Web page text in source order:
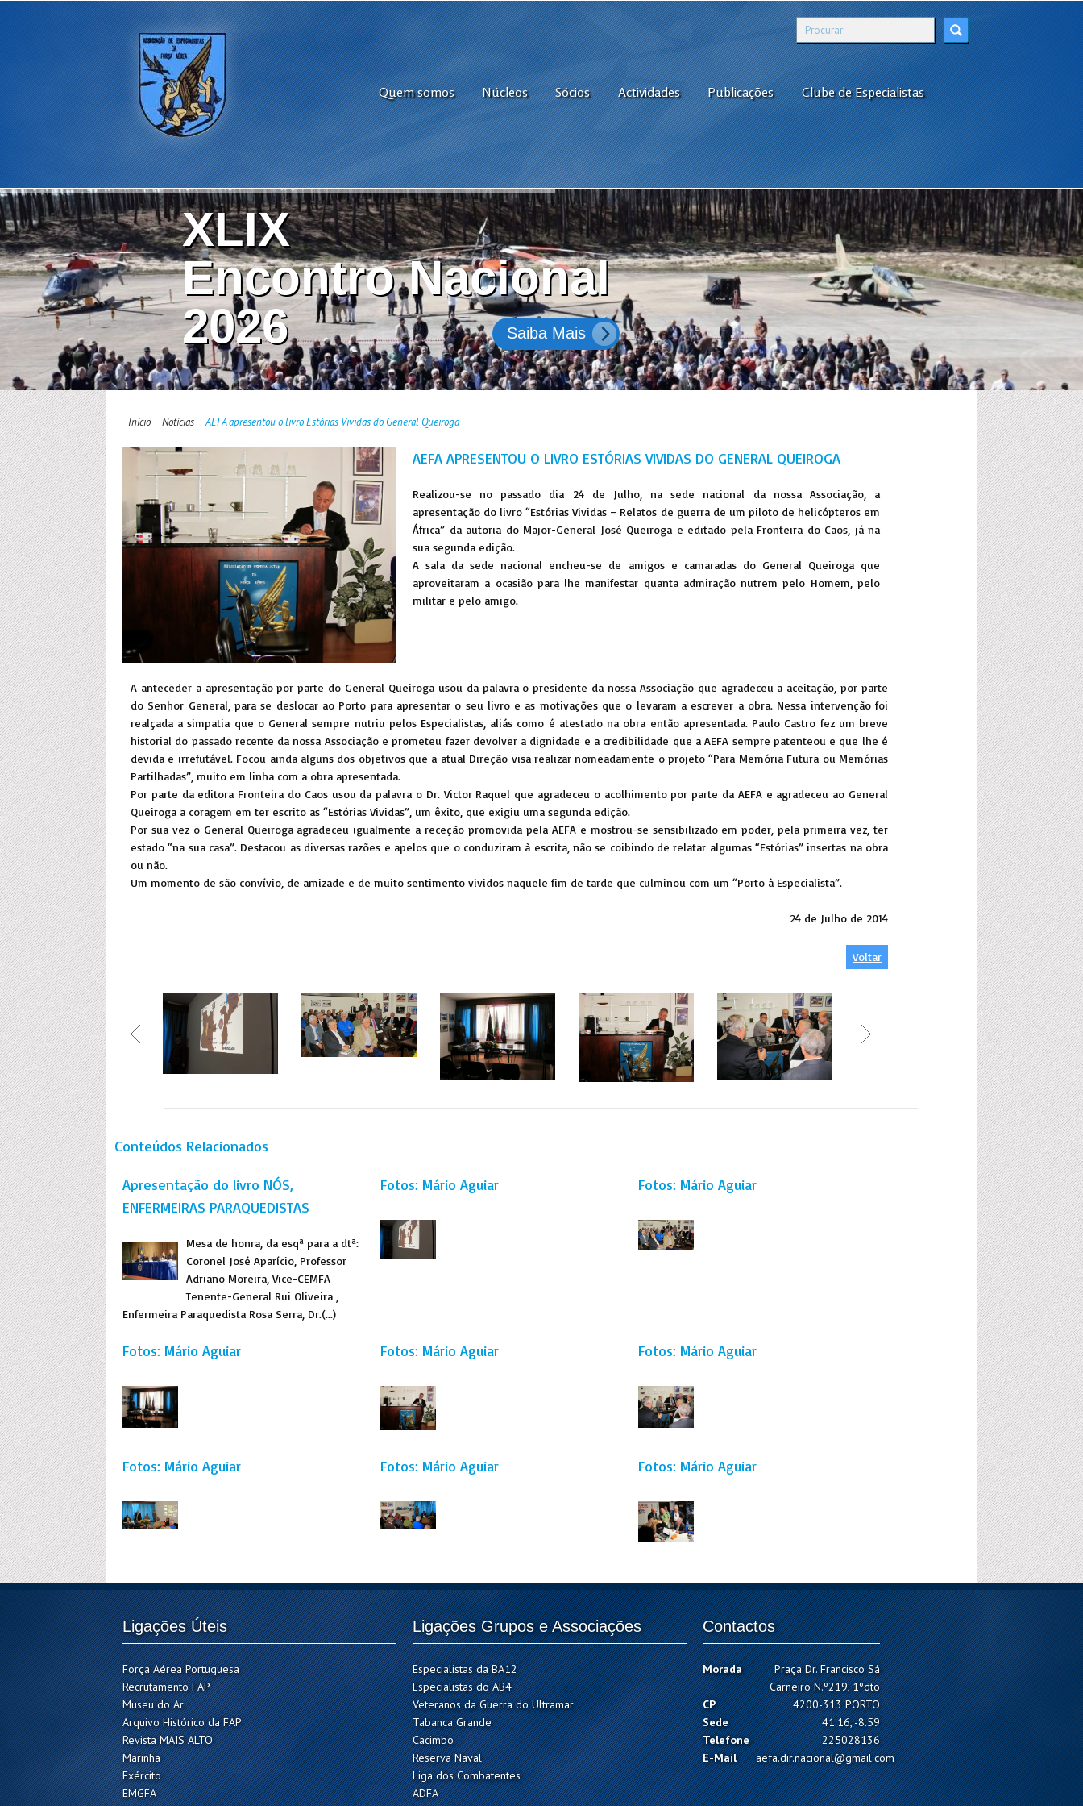
Quem somos Núcleos Sócios Actividades Publicações Clube de Especialistas
XLIX
Encontro Nacional
2026
Saiba Mais
Início Notícias AEFA apresentou o livro Estórias Vividas do General Queiroga
AEFA APRESENTOU O LIVRO ESTÓRIAS VIVIDAS DO GENERAL QUEIROGA
Realizou-se no passado dia 24 de Julho, na sede nacional da nossa Associação, a
apresentação do livro “Estórias Vividas – Relatos de guerra de um piloto de helicópteros em
África” da autoria do Major-General José Queiroga e editado pela Fronteira do Caos, já na
sua segunda edição.
A sala da sede nacional encheu-se de amigos e camaradas do General Queiroga que
aproveitaram a ocasião para lhe manifestar quanta admiração nutrem pelo Homem, pelo
militar e pelo amigo.
A anteceder a apresentação por parte do General Queiroga usou da palavra o presidente da nossa Associação que agradeceu a aceitação, por parte
do Senhor General, para se deslocar ao Porto para apresentar o seu livro e as motivações que o levaram a escrever a obra. Nessa intervenção foi
realçada a simpatia que o General sempre nutriu pelos Especialistas, aliás como é atestado na obra então apresentada. Paulo Castro fez um breve
historial do passado recente da nossa Associação e prometeu fazer devolver a dignidade e a credibilidade que a AEFA sempre patenteou e que lhe é
devida e irrefutável. Focou ainda alguns dos objetivos que a atual Direção visa realizar nomeadamente o projeto “Para Memória Futura ou Memórias
Partilhadas”, muito em linha com a obra apresentada.
Por parte da editora Fronteira do Caos usou da palavra o Dr. Victor Raquel que agradeceu o acolhimento por parte da AEFA e agradeceu ao General
Queiroga a coragem em ter escrito as “Estórias Vividas”, um êxito, que exigiu uma segunda edição.
Por sua vez o General Queiroga agradeceu igualmente a receção promovida pela AEFA e mostrou-se sensibilizado em poder, pela primeira vez, ter
estado “na sua casa”. Destacou as diversas razões e apelos que o conduziram à escrita, não se coibindo de relatar algumas “Estórias” insertas na obra
ou não.
Um momento de são convívio, de amizade e de muito sentimento vividos naquele fim de tarde que culminou com um “Porto à Especialista”.
24 de Julho de 2014
Voltar
Conteúdos Relacionados
Apresentação do livro NÓS,
ENFERMEIRAS PARAQUEDISTAS
Mesa de honra, da esqª para a dtª:
Coronel José Aparício, Professor
Adriano Moreira, Vice-CEMFA
Tenente-General Rui Oliveira ,
Enfermeira Paraquedista Rosa Serra, Dr.(...)
Fotos: Mário Aguiar Fotos: Mário Aguiar
Fotos: Mário Aguiar Fotos: Mário Aguiar Fotos: Mário Aguiar
Fotos: Mário Aguiar Fotos: Mário Aguiar Fotos: Mário Aguiar
Ligações Úteis
Força Aérea Portuguesa
Recrutamento FAP
Museu do Ar
Arquivo Histórico da FAP
Revista MAIS ALTO
Marinha
Exército
EMGFA
Ligações Grupos e Associações
Especialistas da BA12
Especialistas do AB4
Veteranos da Guerra do Ultramar
Tabanca Grande
Cacimbo
Reserva Naval
Liga dos Combatentes
ADFA
Contactos
Morada
Praça Dr. Francisco Sá
Carneiro N.º219, 1ºdto
CP
4200-313 PORTO
Sede
41.16, -8.59
Telefone
225028136
E-Mail
aefa.dir.nacional@gmail.com